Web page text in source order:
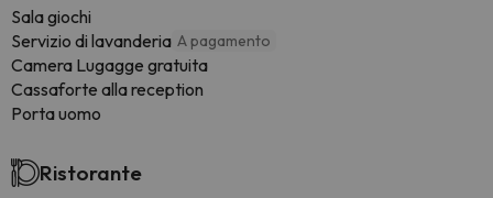
Sala giochi
Servizio di lavanderia A pagamento
Camera Lugagge gratuita
Cassaforte alla reception
Porta uomo
Ristorante